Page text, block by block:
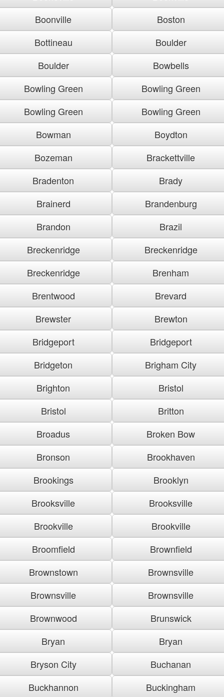
Boonville
Boston
Bottineau
Boulder
Boulder
Bowbells
Bowling Green
Bowling Green
Bowling Green
Bowling Green
Bowman
Boydton
Bozeman
Brackettville
Bradenton
Brady
Brainerd
Brandenburg
Brandon
Brazil
Breckenridge
Breckenridge
Breckenridge
Brenham
Brentwood
Brevard
Brewster
Brewton
Bridgeport
Bridgeport
Bridgeton
Brigham City
Brighton
Bristol
Bristol
Britton
Broadus
Broken Bow
Bronson
Brookhaven
Brookings
Brooklyn
Brooksville
Brooksville
Brookville
Brookville
Broomfield
Brownfield
Brownstown
Brownsville
Brownsville
Brownsville
Brownwood
Brunswick
Bryan
Bryan
Bryson City
Buchanan
Buckhannon
Buckingham